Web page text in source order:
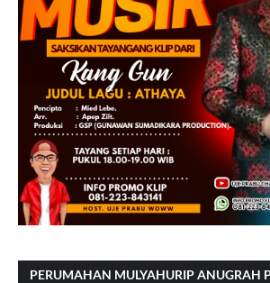
PERUMAHAN MULYAHURIP ANUGRAH